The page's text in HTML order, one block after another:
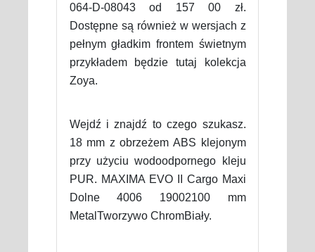
064-D-08043 od 157 00 zł.
Dostępne są również w wersjach z
pełnym gładkim frontem świetnym
przykładem będzie tutaj kolekcja
Zoya.
Wejdź i znajdź to czego szukasz.
18 mm z obrzeżem ABS klejonym
przy użyciu wodoodpornego kleju
PUR. MAXIMA EVO II Cargo Maxi
Dolne 4006 19002100 mm
MetalTworzywo ChromBiały.